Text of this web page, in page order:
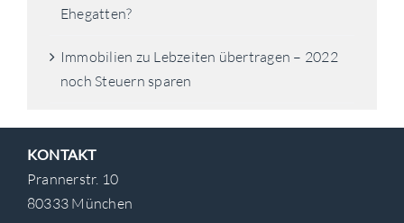
Ehegatten?
Immobilien zu Lebzeiten übertragen – 2022
noch Steuern sparen
KONTAKT
Prannerstr. 10
80333 München